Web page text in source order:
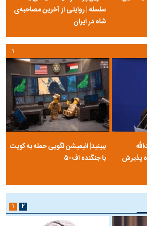
سلسله | روایتی از آخرین مصاحبه‌ی
شاه در ایران
پذیرش
ببینید| انیمیشن لگویی حمله به کویت
با جنگنده اف-۵
۱
۱ ۲